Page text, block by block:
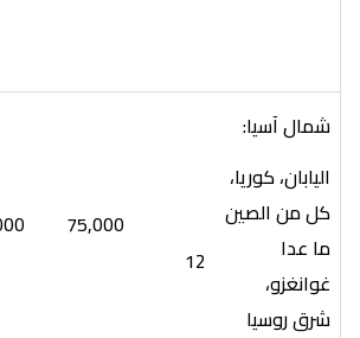
شمال آسيا:
اليابان، كوريا،
كل من الصين
ما عدا
غوانغزو،
شرق روسيا
12
75,000